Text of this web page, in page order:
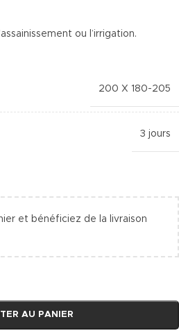
ou l’irrigation.
200 X 180-205
3 jours
et bénéficiez de la livraison
AU PANIER